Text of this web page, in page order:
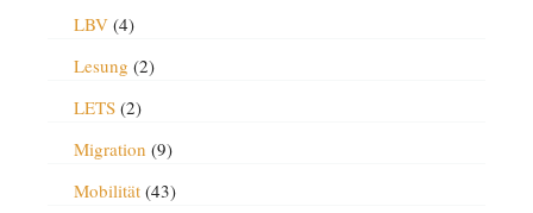
LBV(4)
Lesung (2)
LETS(2)
Migration (9)
Mobilität(43)